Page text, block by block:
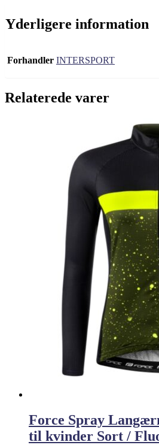
Yderligere information
Forhandler INTERSPORT
Relaterede varer
Force Spray
til kvinder Sort /